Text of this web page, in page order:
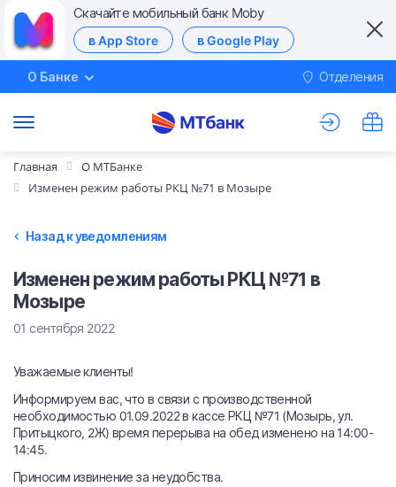
Скачайте мобильный банк Moby
в App Store в Google Play
О Банке Отделения
Главная
О МТБанке
Изменен режим работы РКЦ №71 в Мозыре
Назад к уведомлениям
Изменен режим работы РКЦ №71 в
Мозыре
01 сентября 2022
Уважаемые клиенты!
Информируем вас, что в связи с производственной
необходимостью 01.09.2022 в кассе РКЦ №71 (Мозырь, ул.
Притыцкого, 2Ж) время перерыва на обед изменено на 14:00-
14:45.
Приносим извинение за неудобства.